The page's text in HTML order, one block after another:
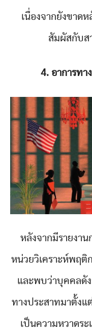
เนื่องจากยังขาด
สัมผัสกับส
4. อาการท
หลังจากมีรายงาน
หน่วยวิเคราะห์พฤติ
และพบว่าบุคคลดั
ทางประสาทมาตั้งแ
เป็นความหวาดร